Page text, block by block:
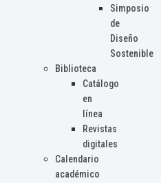
Simposio
de
Diseño
Sostenible
Biblioteca
Catálogo
en
línea
Revistas
digitales
Calendario
académico